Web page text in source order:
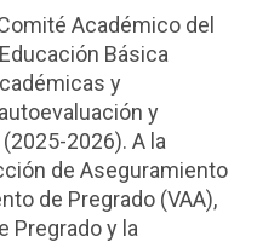
Académico del
Básica
y
y
2026). A la
de Aseguramiento
de Pregrado (VAA),
Pregrado y la